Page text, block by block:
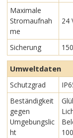
Maximale
Stromaufnah
me
24
Sicherung
Umweltdaten
Schutzgrad
Beständigkeit
gegen
Umgebungslic
ht